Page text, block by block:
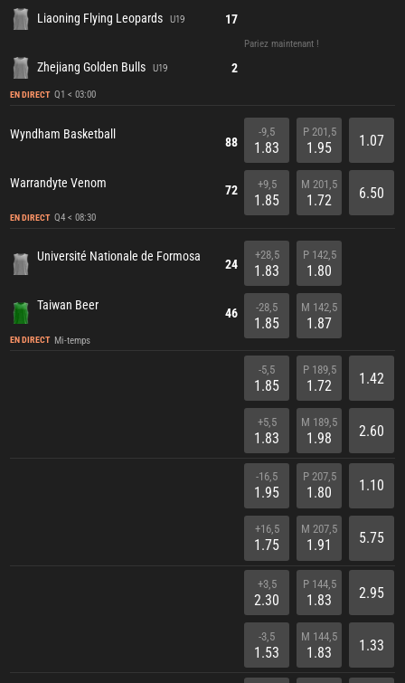
Liaoning Flying Leopards U19
Zhejiang Golden Bulls U19
EN DIRECT Q1 < 03:00
17
2
Pariez maintenant !
Wyndham Basketball
Warrandyte Venom
EN DIRECT Q4 < 08:30
88
72
-9,5
1.83
+9,5
1.85
P 201,5
1.95
M 201,5
1.72
1.07
6.50
Université Nationale de Formosa
Taiwan Beer
EN DIRECT Mi-temps
24
46
+28,5
1.83
-28,5
1.85
P 142,5
1.80
M 142,5
1.87
-5,5
1.85
+5,5
1.83
P 189,5
1.72
M 189,5
1.98
1.42
2.60
-16,5
1.95
+16,5
1.75
P 207,5
1.80
M 207,5
1.91
1.10
5.75
+3,5
2.30
-3,5
1.53
P 144,5
1.83
M 144,5
1.83
2.95
1.33